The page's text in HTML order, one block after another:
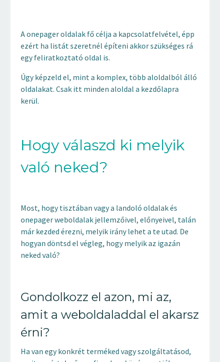
A onepager oldalak fő célja a kapcsolatfelvétel, épp
ezért ha listát szeretnél építeni akkor szükséges rá
egy feliratkoztató oldal is.
Úgy képzeld el, mint a komplex, több aloldalból álló
oldalakat. Csak itt minden aloldal a kezdőlapra
kerül.
Hogy válaszd ki melyik
való neked?
Most, hogy tisztában vagy a landoló oldalak és
onepager weboldalak jellemzőivel, előnyeivel, talán
már kezded érezni, melyik irány lehet a te utad. De
hogyan döntsd el végleg, hogy melyik az igazán
neked való?
Gondolkozz el azon, mi az,
amit a weboldaladdal el akarsz
érni?
Ha van egy konkrét terméked vagy szolgáltatásod,